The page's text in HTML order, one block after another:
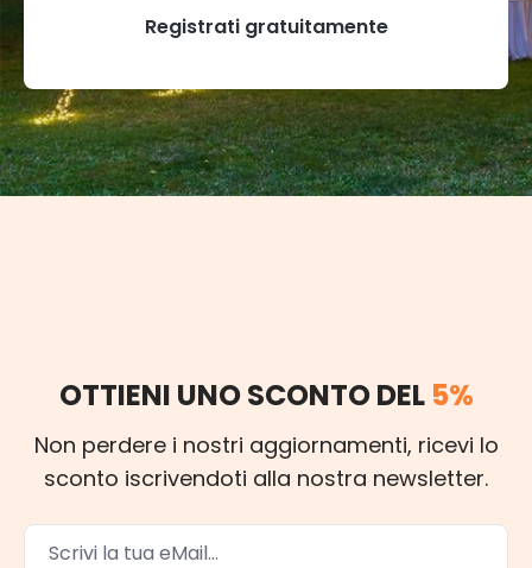
Registrati gratuitamente
OTTIENI UNO SCONTO DEL 5%
Non perdere i nostri aggiornamenti, ricevi lo
sconto iscrivendoti alla nostra newsletter.